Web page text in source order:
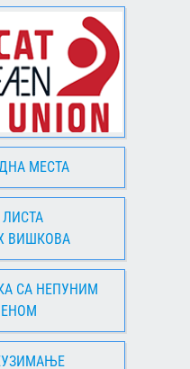
МЕСТА
ВИШКОВА
СА НЕПУНИМ